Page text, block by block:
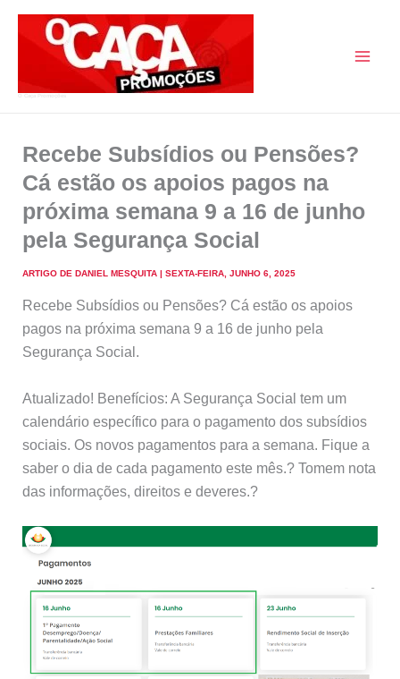
Recebe Subsídios ou Pensões?
Cá estão os apoios pagos na
próxima semana 9 a 16 de junho
pela Segurança Social
ARTIGO DE DANIEL MESQUITA | SEXTA-FEIRA, JUNHO 6, 2025
Recebe Subsídios ou Pensões? Cá estão os apoios
pagos na próxima semana 9 a 16 de junho pela
Segurança Social.
Atualizado! Benefícios: A Segurança Social tem um
calendário específico para o pagamento dos subsídios
sociais. Os novos pagamentos para a semana. Fique a
saber o dia de cada pagamento este mês.? Tomem nota
das informações, direitos e deveres.?